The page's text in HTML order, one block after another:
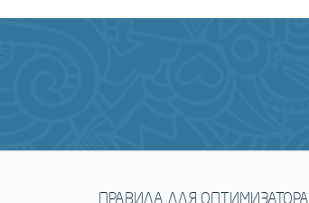
ПРАВИЛА ДЛЯ ОПТИМИЗАТОРА